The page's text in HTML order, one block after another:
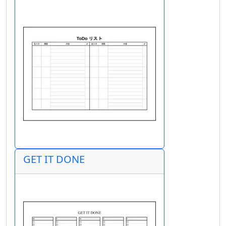
GET IT DONE